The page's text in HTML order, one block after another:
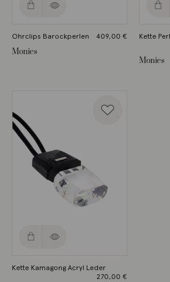
Ohrclips Barockperlen 409,00 €
Monies
Kette
Monies
Kette Kamagong Acryl Leder
270,00 €